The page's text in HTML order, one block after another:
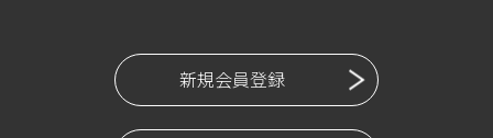
新規会員登録